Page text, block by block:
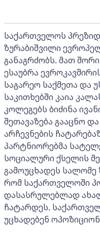
საქართველოს
ზურაბიშვილი
განაგრძობს. მათ
ესაუბრა
საგარეო საქმეთა და
საკითხებში კაია
კოლეგებს ბიძინა
შეთავაზება გააცნო
არჩევნების
პარტნიორებმა
სოციალური ქსელის
გამოუცხადეს სალომე
რომ საქართველოში
დასასრულებლად
ჩატარდეს.
უცხადებენ